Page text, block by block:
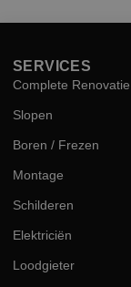
SERVICES
Complete Renovatie
Slopen
Boren / Frezen
Montage
Schilderen
Elektriciën
Loodgieter